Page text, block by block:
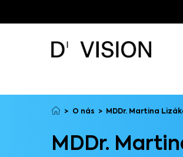
O nás MDDr. Martina
MDDr.